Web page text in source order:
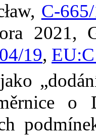
2021,
19,
o